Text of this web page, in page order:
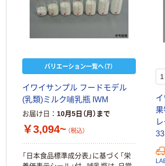
バリエーション一覧へ（7）
イワイサンプル フードモデル
(乳類)ミルク哺乳瓶 IWM
お届け日 10月5日（月）まで
￥3,094~ （税込）
「日本食品標準成分表」に基づく「栄
イ
33
100% 6ロール
リサイクル100
証
￥446~ （税込）
オリジナル
ルチペーパー
スーパーエコノ
￥149~ （税込）
本気プライス
アスクル 耳にや
さしい やわらか
いマスク
￥458~ （税込）
（
本気プライ
ペ
ル
枚